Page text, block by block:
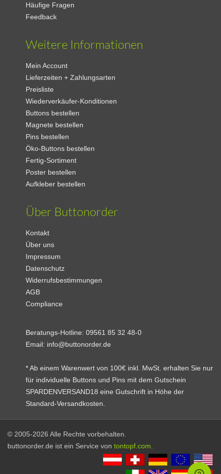
Häufige Fragen
Feedback
Weitere Informationen
Mein Account
Lieferzeiten + Zahlungsarten
Preisliste
Wiederverkäufer-Konditionen
Buttons bestellen
Magnete bestellen
Pins bestellen
Öko-Buttons bestellen
Fertig-Sortiment
Poster bestellen
Aufkleber bestellen
Über Buttonorder
Kontakt
Über uns
Impressum
Datenschutz
Widerrufsbestimmungen
AGB
Compliance
Beratungs-Hotline:09561 85 32 48-0
Email: info@buttonorder.de
* Ab einem Warenwert von 100€ inkl. MwSt. erhalten Sie nur
für individuelle Buttons und Pins mit dem Gutschein
SPARDENVERSAND18 eine Gutschrift in Höhe der
Standard-Versandkosten.
© 2005-2026 Alle Rechte vorbehalten.
buttonorder.de ist ein Service von tontopf.com